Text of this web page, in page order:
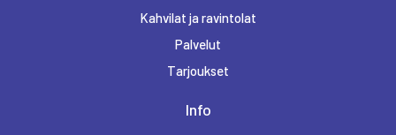
INTERSPORT RINTEENKULMA
K-SUPERMARKET RINTEENKULMA
Kahvilat ja ravintolat
Palvelut
Tarjoukset
Info